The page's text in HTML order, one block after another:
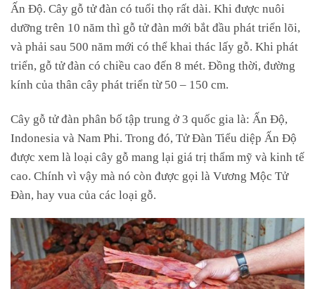
Ấn Độ. Cây gỗ tử đàn có tuổi thọ rất dài. Khi được nuôi
dưỡng trên 10 năm thì gỗ tử đàn mới bắt đầu phát triển lõi,
và phải sau 500 năm mới có thể khai thác lấy gỗ. Khi phát
triển, gỗ tử đàn có chiều cao đến 8 mét. Đồng thời, đường
kính của thân cây phát triển từ 50 – 150 cm.
Cây gỗ tử đàn phân bố tập trung ở 3 quốc gia là: Ấn Độ,
Indonesia và Nam Phi. Trong đó, Tử Đàn Tiểu diệp Ấn Độ
được xem là loại cây gỗ mang lại giá trị thẩm mỹ và kinh tế
cao. Chính vì vậy mà nó còn được gọi là Vương Mộc Tử
Đàn, hay vua của các loại gỗ.